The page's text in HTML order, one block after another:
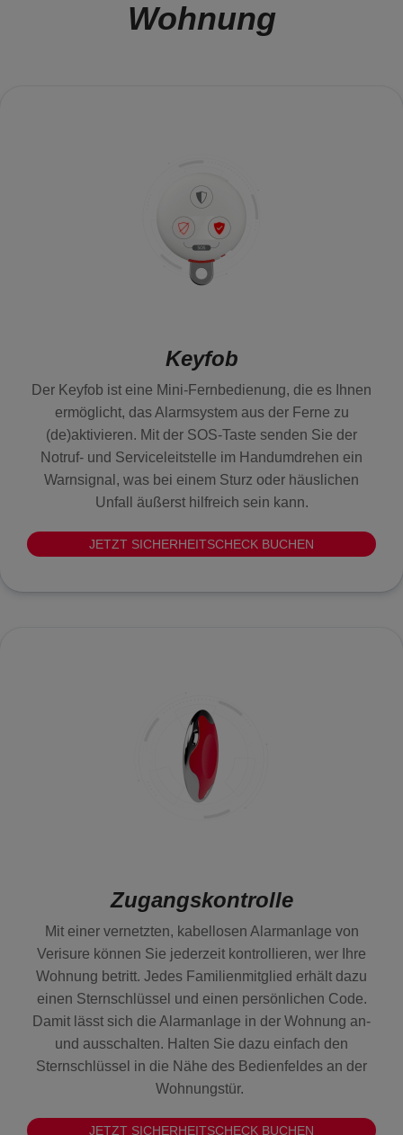
Wohnung
Keyfob
Der Keyfob ist eine Mini-Fernbedienung, die es Ihnen
ermöglicht, das Alarmsystem aus der Ferne zu
(de)aktivieren. Mit der SOS-Taste senden Sie der
Notruf- und Serviceleitstelle im Handumdrehen ein
Warnsignal, was bei einem Sturz oder häuslichen
Unfall äußerst hilfreich sein kann.
JETZT SICHERHEITSCHECK BUCHEN
Zugangskontrolle
Mit einer vernetzten, kabellosen Alarmanlage von
Verisure können Sie jederzeit kontrollieren, wer Ihre
Wohnung betritt. Jedes Familienmitglied erhält dazu
einen Sternschlüssel und einen persönlichen Code.
Damit lässt sich die Alarmanlage in der Wohnung an-
und ausschalten. Halten Sie dazu einfach den
Sternschlüssel in die Nähe des Bedienfeldes an der
Wohnungstür.
JETZT SICHERHEITSCHECK BUCHEN